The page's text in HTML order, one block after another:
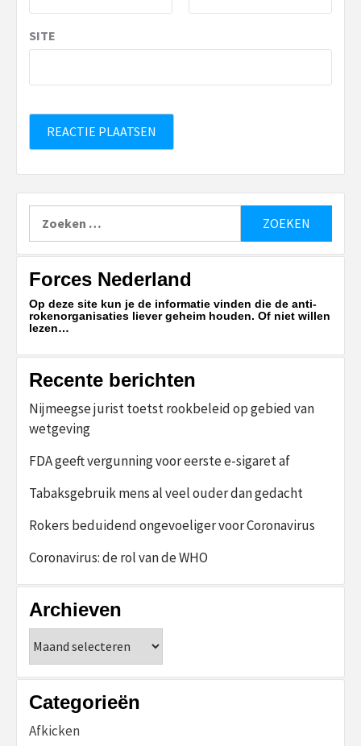
SITE
naar:
Forces Nederland
Op deze site kun je de informatie vinden die de anti-
rokenorganisaties liever geheim houden. Of niet willen
lezen…
Recente berichten
Nijmeegse jurist toetst rookbeleid op gebied van
wetgeving
FDA geeft vergunning voor eerste e-sigaret af
Tabaksgebruik mens al veel ouder dan gedacht
Rokers beduidend ongevoeliger voor Coronavirus
Coronavirus: de rol van de WHO
Archieven
Categorieën
Afkicken